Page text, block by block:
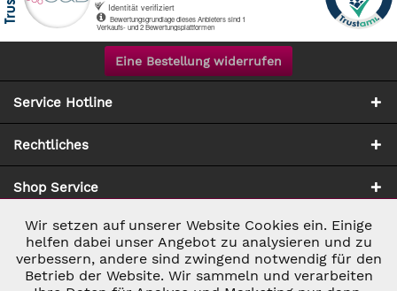
Eine Bestellung widerrufen
Service Hotline
Rechtliches
Shop Service
Zahlung & Versand
Notwendig Aktiv
Marketing Inaktiv
Wir setzen auf unserer Website Cookies ein. Einige
helfen dabei unser Angebot zu analysieren und zu
verbessern, andere sind zwingend notwendig für den
Betrieb der Website. Wir sammeln und verarbeiten